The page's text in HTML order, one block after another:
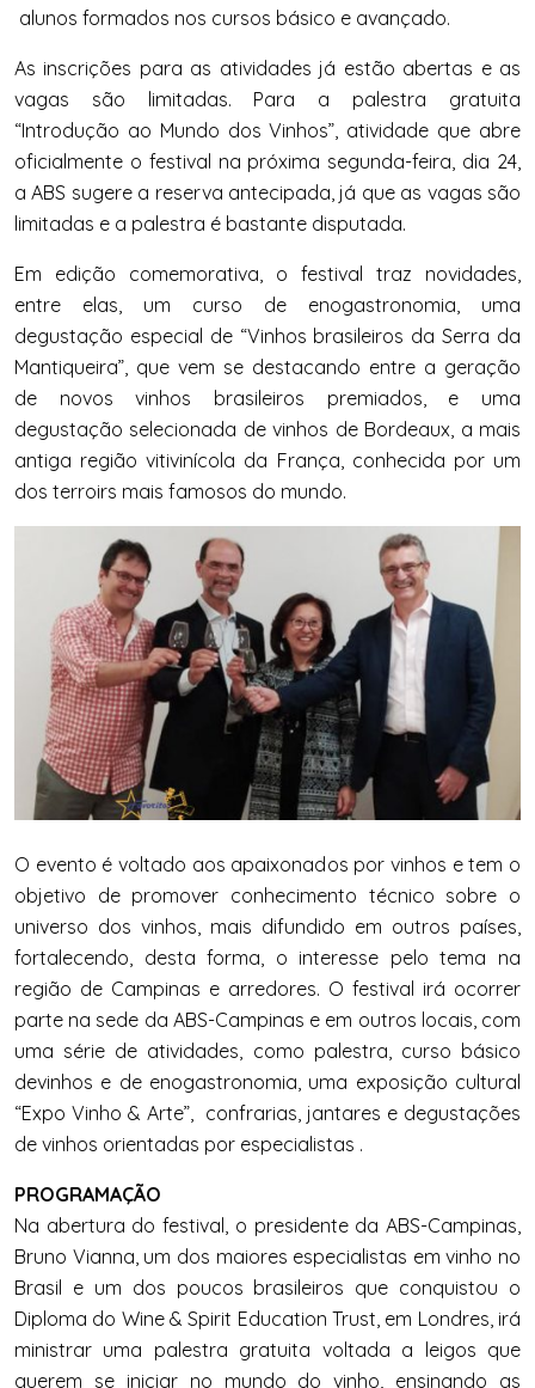
alunos formados nos cursos básico e avançado.
As inscrições para as atividades já estão abertas e as
vagas são limitadas. Para a palestra gratuita
“Introdução ao Mundo dos Vinhos”, atividade que abre
oficialmente o festival na próxima segunda-feira, dia 24,
a ABS sugere a reserva antecipada, já que as vagas são
limitadas e a palestra é bastante disputada.
Em edição comemorativa, o festival traz novidades,
entre elas, um curso de enogastronomia, uma
degustação especial de “Vinhos brasileiros da Serra da
Mantiqueira”, que vem se destacando entre a geração
de novos vinhos brasileiros premiados, e uma
degustação selecionada de vinhos de Bordeaux, a mais
antiga região vitivinícola da França, conhecida por um
dos terroirs mais famosos do mundo.
O evento é voltado aos apaixonados por vinhos e tem o
objetivo de promover conhecimento técnico sobre o
universo dos vinhos, mais difundido em outros países,
fortalecendo, desta forma, o interesse pelo tema na
região de Campinas e arredores. O festival irá ocorrer
parte na sede da ABS-Campinas e em outros locais, com
uma série de atividades, como palestra, curso básico
devinhos e de enogastronomia, uma exposição cultural
“Expo Vinho & Arte”, confrarias, jantares e degustações
de vinhos orientadas por especialistas .
PROGRAMAÇÃO
Na abertura do festival, o presidente da ABS-Campinas,
Bruno Vianna, um dos maiores especialistas em vinho no
Brasil e um dos poucos brasileiros que conquistou o
Diploma do Wine & Spirit Education Trust, em Londres, irá
ministrar uma palestra gratuita voltada a leigos que
querem se iniciar no mundo do vinho, ensinando as